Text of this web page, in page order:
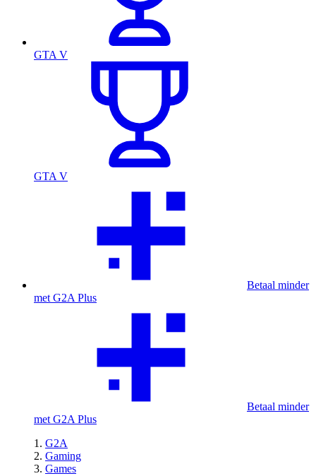
GTA V
GTA V
Betaal minder
met G2A Plus
Betaal minder
met G2A Plus
G2A
Gaming
Games